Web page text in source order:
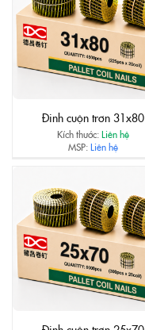
Đinh cuộn trơn 31x80
Kích thước:Liên hệ
MSP:Liên hệ